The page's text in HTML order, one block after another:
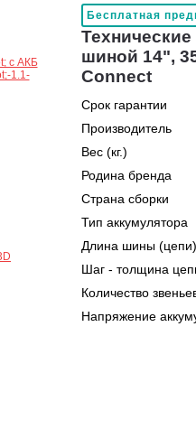
Бесплатная
Технические
шиной 14",
Connect
Срок гарантии
Производитель
Вес (кг.)
Родина бренда
Страна сборки
Тип аккумулятора
Длина шины
Шаг - толщина
Количество
Напряжение